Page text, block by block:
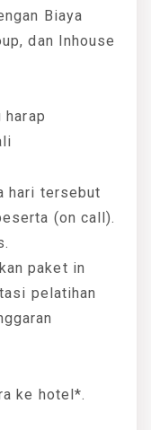
Biaya
dan Inhouse
harap
hari tersebut
(on call).
paket in
pelatihan
ke hotel*.